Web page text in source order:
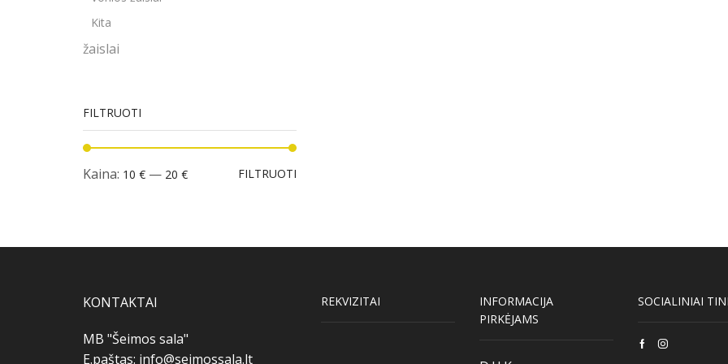
Kita
žaislai
FILTRUOTI
Min
Maks
FILTRUOTI
Kaina: 10 € — 20 €
KONTAKTAI
MB "Šeimos sala"
E.paštas: info@seimossala.lt
REKVIZITAI
INFORMACIJA
PIRKĖJAMS
SOCIALINIAI
FacebookInstagram